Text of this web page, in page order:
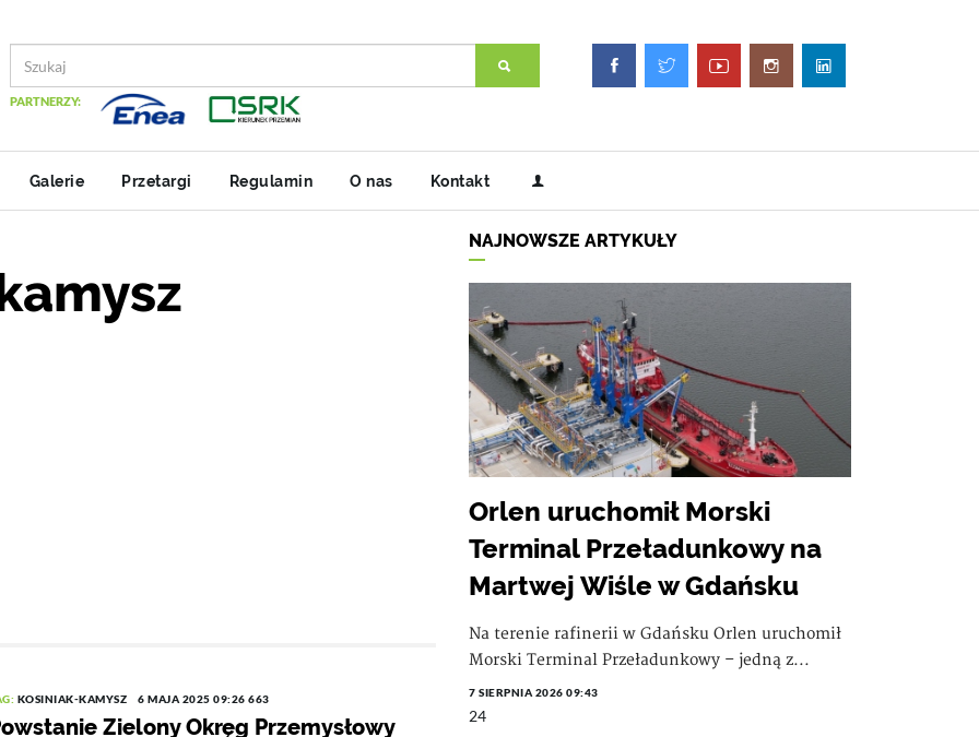
PARTNERZY:
Galerie Przetargi Regulamin O nas Kontakt
KOSINIAK-KAMYSZ 6 MAJA 2025 09:26 663
Zielony Okręg Przemysłowy
NAJNOWSZE ARTYKUŁY
Orlen uruchomił Morski
Terminal Przeładunkowy na
Martwej Wiśle w Gdańsku
Na terenie rafinerii w Gdańsku Orlen uruchomił
Morski Terminal Przeładunkowy – jedną z...
7 SIERPNIA 2026 09:43
24